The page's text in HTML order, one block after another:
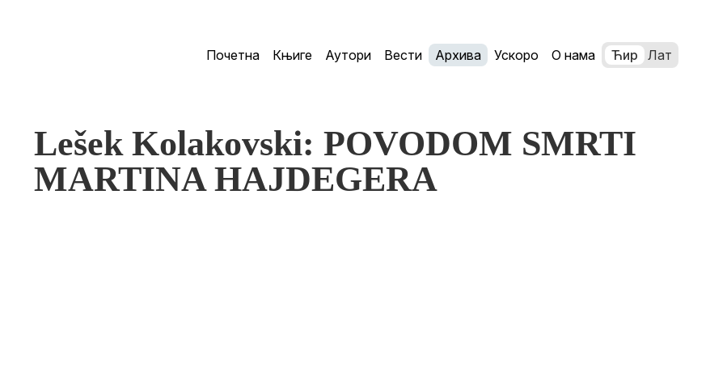
Почетна Књиге Аутори Вести Архива Ускоро О нама Ћир Лат
Lešek Kolakovski: POVODOM SMRTI
MARTINA HAJDEGERA